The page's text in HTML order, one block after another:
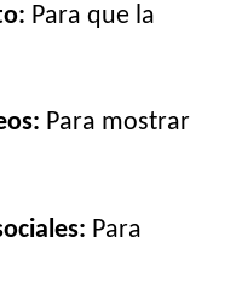
Para que la
Para mostrar
Para